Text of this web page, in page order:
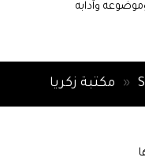
وآدابه
مكتبة زكريا »